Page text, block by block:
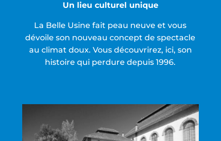
Un lieu culturel unique
La Belle Usine fait peau neuve et vous
dévoile son nouveau concept de spectacle
au climat doux. Vous découvrirez, ici, son
histoire qui perdure depuis 1996.